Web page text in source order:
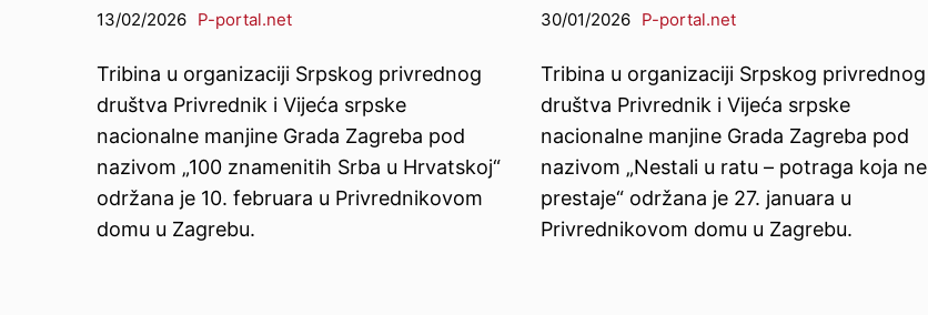
13/02/2026 P-portal.net
Tribina u organizaciji Srpskog privrednog
društva Privrednik i Vijeća srpske
nacionalne manjine Grada Zagreba pod
nazivom „100 znamenitih Srba u Hrvatskoj“
održana je 10. februara u Privrednikovom
domu u Zagrebu.
30/01/2026 P-portal.net
Tribina u organizaciji Srpskog privrednog
društva Privrednik i Vijeća srpske
nacionalne manjine Grada Zagreba pod
nazivom „Nestali u ratu – potraga koja ne
prestaje“ održana je 27. januara u
Privrednikovom domu u Zagrebu.